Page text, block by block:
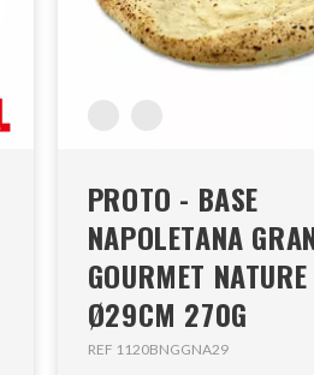
PROTO - BASE
NAPOLETANA
GOURMET NATURE
Ø29CM 270G
REF 1120BNGGNA29